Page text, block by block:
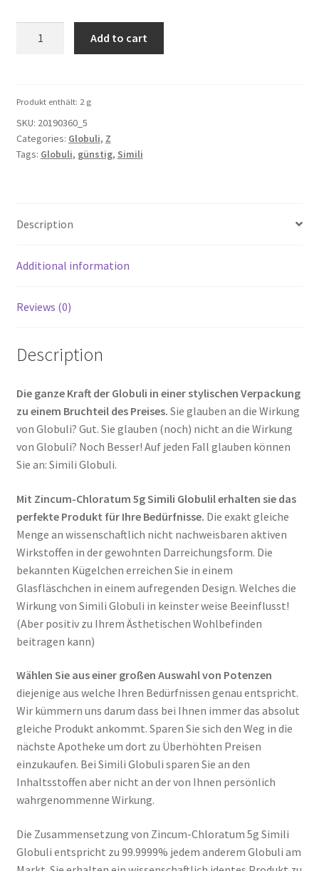
Add to cart
Produkt enthält: 2 g
SKU: 20190360_5
Categories: Globuli, Z
Tags: Globuli, günstig, Simili
Description
Additional information
Reviews (0)
Description
Die ganze Kraft der Globuli in einer stylischen Verpackung
zu einem Bruchteil des Preises. Sie glauben an die Wirkung
von Globuli? Gut. Sie glauben (noch) nicht an die Wirkung
von Globuli? Noch Besser! Auf jeden Fall glauben können
Sie an: Simili Globuli.
Mit Zincum-Chloratum 5g Simili Globulil erhalten sie das
perfekte Produkt für Ihre Bedürfnisse. Die exakt gleiche
Menge an wissenschaftlich nicht nachweisbaren aktiven
Wirkstoffen in der gewohnten Darreichungsform. Die
bekannten Kügelchen erreichen Sie in einem
Glasfläschchen in einem aufregenden Design. Welches die
Wirkung von Simili Globuli in keinster weise Beeinflusst!
(Aber positiv zu Ihrem Ästhetischen Wohlbefinden
beitragen kann)
Wählen Sie aus einer großen Auswahl von Potenzen
diejenige aus welche Ihren Bedürfnissen genau entspricht.
Wir kümmern uns darum dass bei Ihnen immer das absolut
gleiche Produkt ankommt. Sparen Sie sich den Weg in die
nächste Apotheke um dort zu Überhöhten Preisen
einzukaufen. Bei Simili Globuli sparen Sie an den
Inhaltsstoffen aber nicht an der von Ihnen persönlich
wahrgenommenne Wirkung.
Die Zusammensetzung von Zincum-Chloratum 5g Simili
Globuli entspricht zu 99.9999% jedem anderem Globuli am